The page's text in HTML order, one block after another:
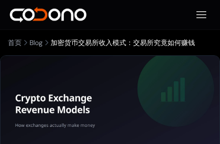
打开
首页 Blog 加密货币交易所收入模式：交易所究竟如何赚钱